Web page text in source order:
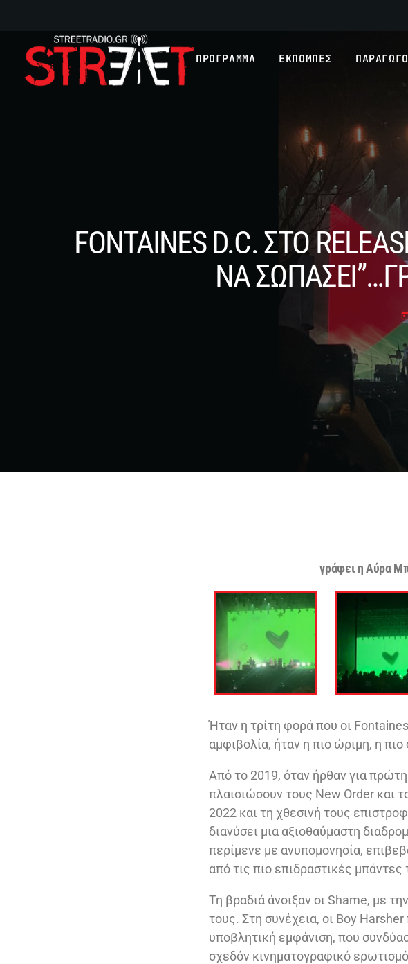
ΠΡΟΓΡΑΜΜΑ ΕΚΠΟΜΠΕΣ
FONTAINES D.C. ΣΤΟ
ΝΑ
γράφει η Αύρα
Ήταν η τρίτη φορά που οι
αμφιβολία, ήταν η πιο ώριμη, η
Από το 2019, όταν ήρθαν για
πλαισιώσουν τους New Order και
2022 και τη χθεσινή τους
διανύσει μια αξιοθαύμαστη
περίμενε με ανυπομονησία,
από τις πιο επιδραστικές
Τη βραδιά άνοιξαν οι Shame, με
τους. Στη συνέχεια, οι Boy
υποβλητική εμφάνιση, που
σχεδόν κινηματογραφικό